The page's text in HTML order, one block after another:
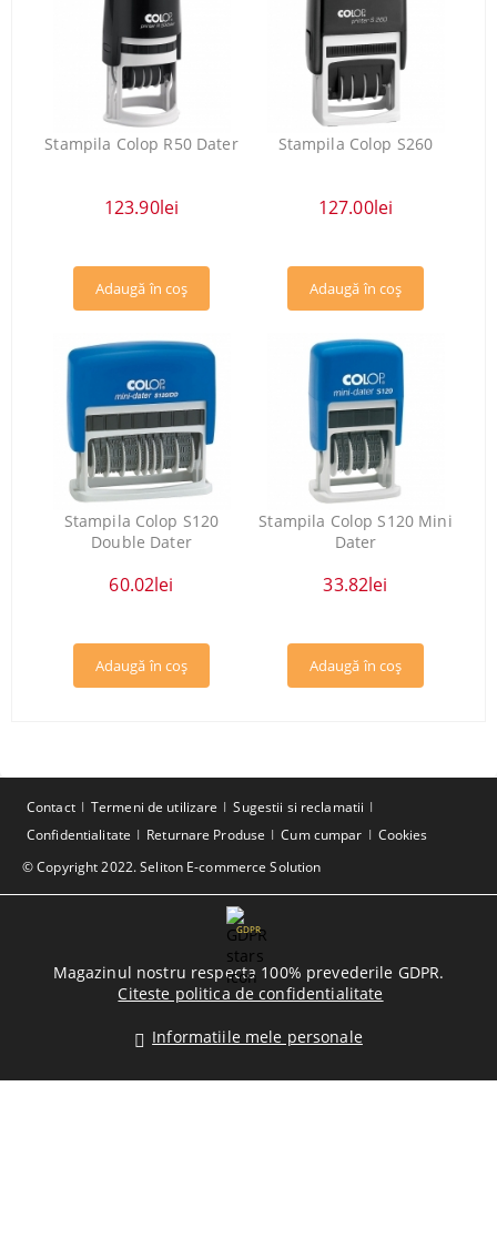
Stampila Colop R50 Dater
123.90lei
Stampila Colop S260
127.00lei
Stampila Colop S120
Double Dater
60.02lei
Stampila Colop S120 Mini
Dater
33.82lei
© Copyright 2022. Seliton E-commerce Solution
Contact Termeni de utilizare
Sugestii si reclamatii
Confidentialitate
Returnare Produse Cum cumpar Cookies
GDPR
Magazinul nostru respecta 100% prevederile GDPR.
Citeste politica de confidentialitate
Informatiile mele personale